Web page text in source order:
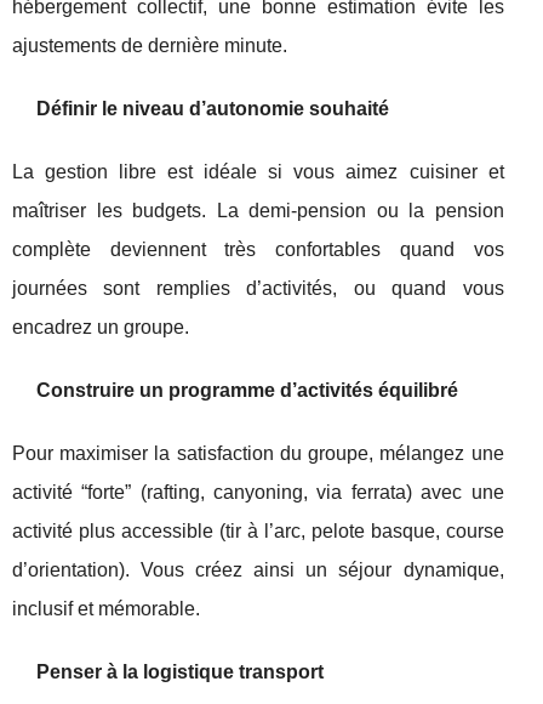
hébergement collectif, une bonne estimation évite les
ajustements de dernière minute.
Définir le niveau d’autonomie souhaité
La gestion libre est idéale si vous aimez cuisiner et
maîtriser les budgets. La demi-pension ou la pension
complète deviennent très confortables quand vos
journées sont remplies d’activités, ou quand vous
encadrez un groupe.
Construire un programme d’activités équilibré
Pour maximiser la satisfaction du groupe, mélangez une
activité “forte” (rafting, canyoning, via ferrata) avec une
activité plus accessible (tir à l’arc, pelote basque, course
d’orientation). Vous créez ainsi un séjour dynamique,
inclusif et mémorable.
Penser à la logistique transport